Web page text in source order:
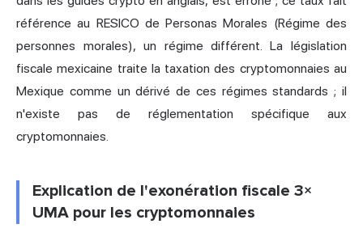
référence au RESICO de Personas Morales (Régime des
personnes morales), un régime différent. La législation
fiscale mexicaine traite la taxation des cryptomonnaies au
Mexique comme un dérivé de ces régimes standards ; il
n'existe pas de réglementation spécifique aux
cryptomonnaies.
Explication de l'exonération fiscale 3×
UMA pour les cryptomonnaies